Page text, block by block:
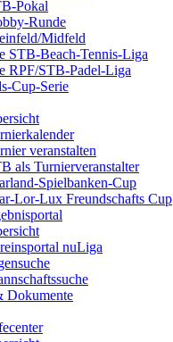
Pokal
Runde
Midfeld
STB-Beach-Tennis-Liga
RPF/STB-Padel-Liga
Cup-Serie
veranstalten
als Turnierveranstalter
Spielbanken-Cup
Lor-Lux Freundschafts Cup
nuLiga
Dokumente